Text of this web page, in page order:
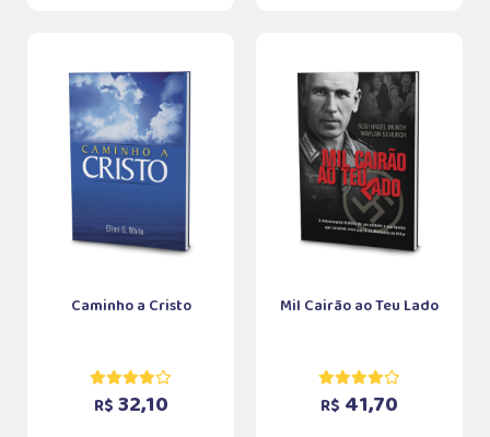
Caminho a Cristo
R$ 32,10
Mil Cairão ao Teu Lado
R$ 41,70